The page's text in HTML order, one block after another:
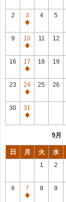
2
3
休
館
日
4 5
9
10
休
館
日
11 12
16
17
休
館
日
18 19
23
24
休
館
日
25 26
30
31
休
9月
日 月 火 水
1 2
6
7
休
8 9